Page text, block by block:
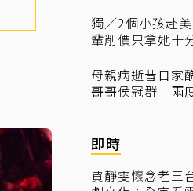
獨／2個小孩赴
輩削價只拿她十
母親病逝昔日家
哥哥侯冠群 兩
即時
賈靜雯懷念老三